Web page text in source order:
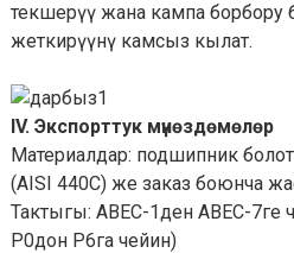
текшерүү жана кампа борбору
жеткирүүнү камсыз кылат.
IV. Экспорттук мүнөздөмөлөр
Материалдар: подшипник болот
(AISI 440C) же заказ боюнча
Тактыгы: ABEC-1ден ABEC-7ге
P0дон P6га чейин)